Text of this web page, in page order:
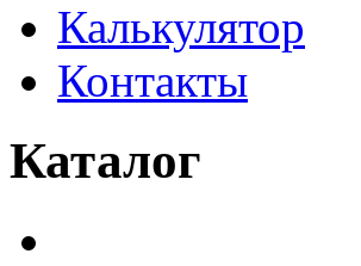
Калькулятор
Контакты
Каталог